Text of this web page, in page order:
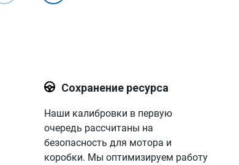
Сохранение ресурса
Наши калибровки в первую
очередь рассчитаны на
безопасность для мотора и
коробки. Мы оптимизируем работу